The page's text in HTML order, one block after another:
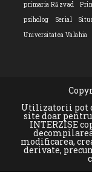
primaria Răzvad
psiholog
Serial
Universitatea Valahia
Utilizatorii pot
site doar
INTERZISE
modificarea,
derivate,